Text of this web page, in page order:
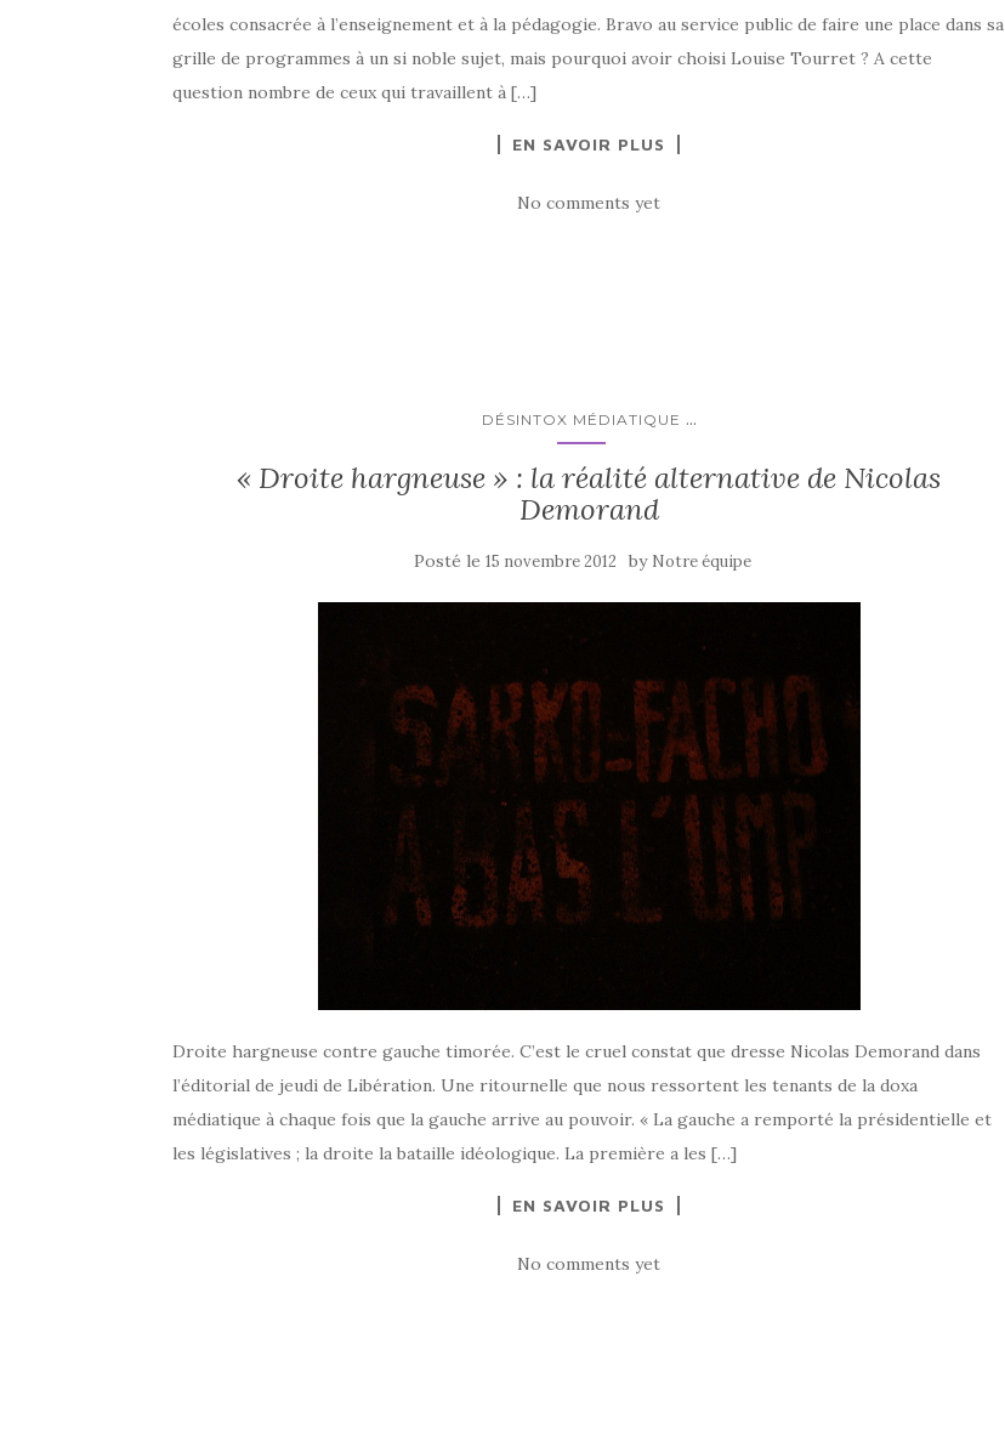
écoles consacrée à l’enseignement et à la pédagogie. Bravo au service public de faire une place dans sa
grille de programmes à un si noble sujet, mais pourquoi avoir choisi Louise Tourret ? A cette
question nombre de ceux qui travaillent à […]
EN SAVOIR PLUS
No comments yet
DÉSINTOX MÉDIATIQUE ...
« Droite hargneuse » : la réalité alternative de Nicolas
Demorand
Posté le15 novembre 2012 by Notre équipe
Droite hargneuse contre gauche timorée. C’est le cruel constat que dresse Nicolas Demorand dans
l’éditorial de jeudi de Libération. Une ritournelle que nous ressortent les tenants de la doxa
médiatique à chaque fois que la gauche arrive au pouvoir. « La gauche a remporté la présidentielle et
les législatives ; la droite la bataille idéologique. La première a les […]
EN SAVOIR PLUS
No comments yet